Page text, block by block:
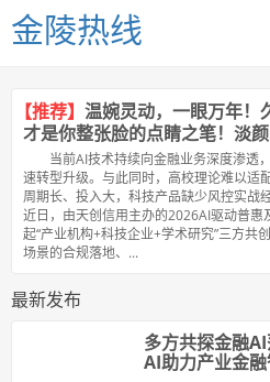
金陵热线
【推荐】 温婉灵动，一眼万年！
才是你整张脸的点睛之笔！淡
当前AI技术持续向金融业务深度渗透
速转型升级。与此同时，高校理论难以适
周期长、投入大，科技产品缺少风控实战
近日，由天创信用主办的2026AI驱动普
起“产业机构+科技企业+学术研究”三方共
场景的合规落地、...
最新发布
多方共探金融
AI助力产业金